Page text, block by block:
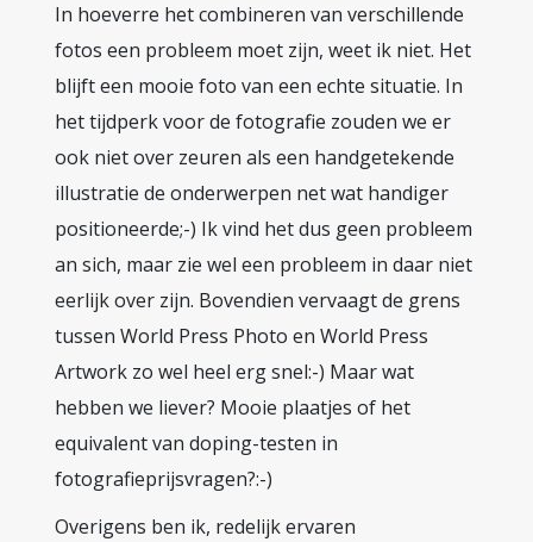
In hoeverre het combineren van verschillende
fotos een probleem moet zijn, weet ik niet. Het
blijft een mooie foto van een echte situatie. In
het tijdperk voor de fotografie zouden we er
ook niet over zeuren als een handgetekende
illustratie de onderwerpen net wat handiger
positioneerde;-) Ik vind het dus geen probleem
an sich, maar zie wel een probleem in daar niet
eerlijk over zijn. Bovendien vervaagt de grens
tussen World Press Photo en World Press
Artwork zo wel heel erg snel:-) Maar wat
hebben we liever? Mooie plaatjes of het
equivalent van doping-testen in
fotografieprijsvragen?:-)
Overigens ben ik, redelijk ervaren